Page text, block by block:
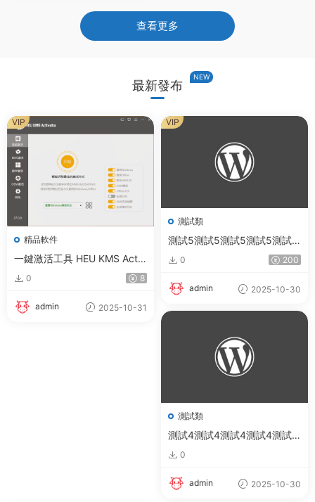
查看更多
最新發布
NEW
精品軟件
一鍵激活工具 HEU KMS Activ
ator v63.2.0
0 8
admin 2025-10-31
VIP
測試類
測試5測試5測試5測試5測試5
測試5測試5測試5測試5測試5
測試5測試5測試5測試5測試5
測試5測試5測試5測試5測試5
測試5測試5測試5測試5測試5
測試5
0 200
admin 2025-10-30
VIP
測試類
測試4測試4測試4測試4測試4
測試4測試4測試4測試4測試4
0
admin 2025-10-30